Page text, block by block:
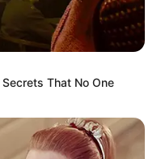
That No One